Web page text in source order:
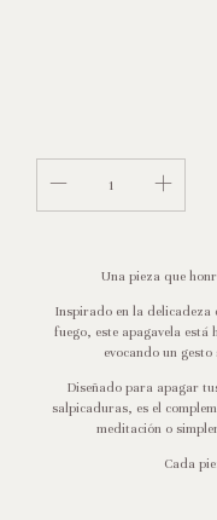
Una pieza que
Inspirado en la
fuego, este apagavela está
evocando un
Diseñado para apagar
salpicaduras, es el
meditación o
Cada